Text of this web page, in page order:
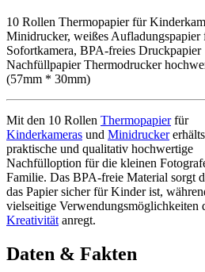
10 Rollen Thermopapier für
Minidrucker, weißes
Sofortkamera, BPA-freies Druckpapier
Nachfüllpapier Thermodrucker
(57mm * 30mm)
Mit den 10 Rollen Thermopapierfür
Kinderkameras und Minidrucker
praktische und qualitativ hochwertige
Nachfülloption für die kleinen
Familie. Das BPA-freie Material sorgt
das Papier sicher für Kinder ist,
vielseitige Verwendungsmöglichkeiten
Kreativität anregt.
Daten & Fakten